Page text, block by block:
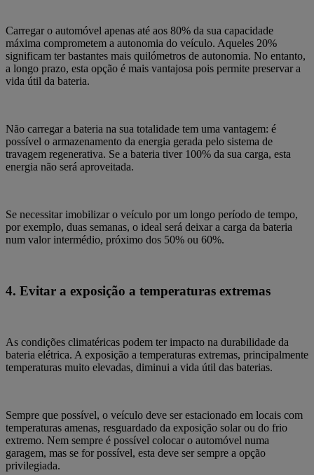
Carregar o automóvel apenas até aos 80% da sua capacidade
máxima comprometem a autonomia do veículo. Aqueles 20%
significam ter bastantes mais quilómetros de autonomia. No entanto,
a longo prazo, esta opção é mais vantajosa pois permite preservar a
vida útil da bateria.
Não carregar a bateria na sua totalidade tem uma vantagem: é
possível o armazenamento da energia gerada pelo sistema de
travagem regenerativa. Se a bateria tiver 100% da sua carga, esta
energia não será aproveitada.
Se necessitar imobilizar o veículo por um longo período de tempo,
por exemplo, duas semanas, o ideal será deixar a carga da bateria
num valor intermédio, próximo dos 50% ou 60%.
4. Evitar a exposição a temperaturas extremas
As condições climatéricas podem ter impacto na durabilidade da
bateria elétrica. A exposição a temperaturas extremas, principalmente
temperaturas muito elevadas, diminui a vida útil das baterias.
Sempre que possível, o veículo deve ser estacionado em locais com
temperaturas amenas, resguardado da exposição solar ou do frio
extremo. Nem sempre é possível colocar o automóvel numa
garagem, mas se for possível, esta deve ser sempre a opção
privilegiada.